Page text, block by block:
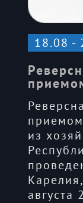
18.08 -
из
августа